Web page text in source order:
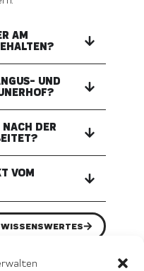
AM
UND
DER
VOM
WISSENSWERTES